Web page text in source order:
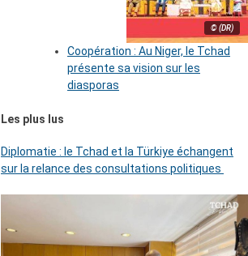
© (DR)
Coopération : Au Niger, le Tchad
présente sa vision sur les
diasporas
Les plus lus
Diplomatie : le Tchad et la Türkiye échangent
sur la relance des consultations politiques